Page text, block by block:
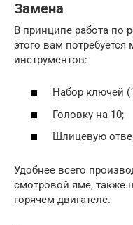
Замена
В принципе работа по
этого вам
инструментов:
Набор ключей
Головку на 10;
Шлицевую
Удобнее всего
смотровой яме, также
горячем двигателе.